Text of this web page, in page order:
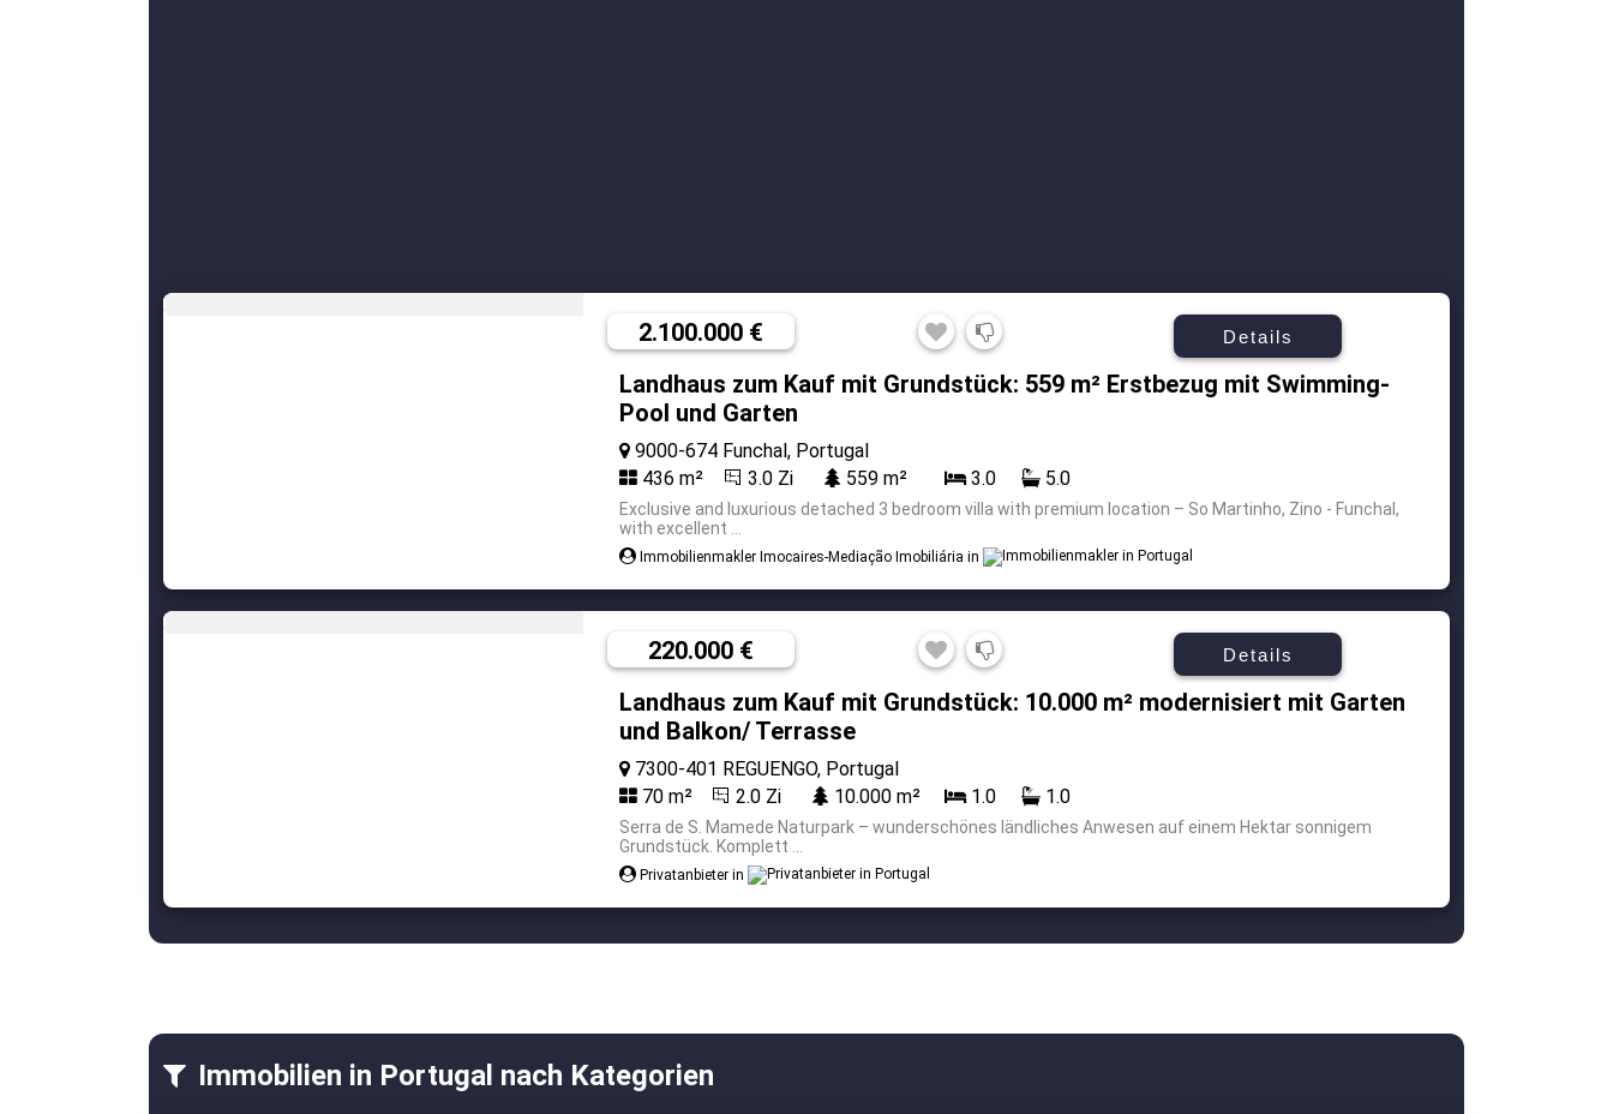
2.100.000 € Details
Landhaus zum Kauf mit Grundstück: 559 m² Erstbezug mit Swimming-
Pool und Garten
9000-674 Funchal, Portugal
436 m²
3.0 Zi 559 m² 3.0 5.0
Exclusive and luxurious detached 3 bedroom villa with premium location – So Martinho, Zino - Funchal,
with excellent ...
Immobilienmakler Imocaires-Mediação Imobiliária in
220.000 € Details
Landhaus zum Kauf mit Grundstück: 10.000 m² modernisiert mit Garten
und Balkon/ Terrasse
7300-401 REGUENGO, Portugal
70 m²
2.0 Zi 10.000 m² 1.0 1.0
Serra de S. Mamede Naturpark – wunderschönes ländliches Anwesen auf einem Hektar sonnigem
Grundstück. Komplett ...
Privatanbieter in
Immobilien in Portugal nach Kategorien